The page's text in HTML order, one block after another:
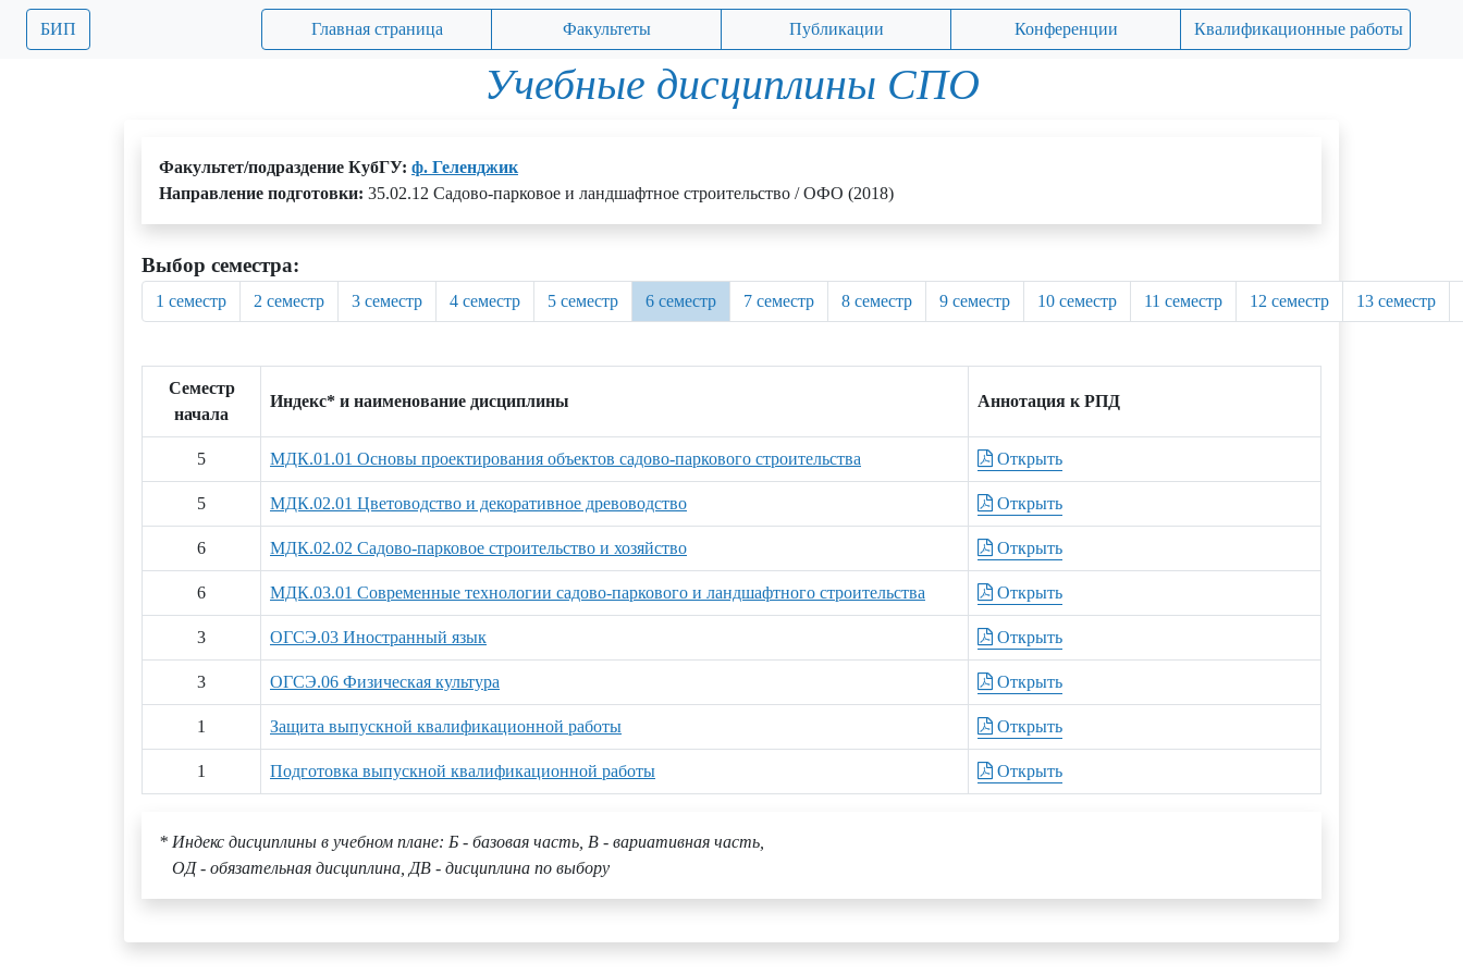
БИП Главная страница Факультеты Публикации Конференции Квалификационные работы
Учебные дисциплины СПО
Факультет/подраздение КубГУ: ф. Геленджик
Направление подготовки: 35.02.12 Садово-парковое и ландшафтное строительство / ОФО (2018)
Выбор семестра:
1 семестр 2 семестр 3 семестр 4 семестр 5 семестр 6 семестр 7 семестр 8 семестр 9 семестр 10 семестр 11 семестр 12 семестр 13 семестр
Семестр
начала
Индекс* и наименование дисциплины Аннотация к РПД
5 МДК.01.01 Основы проектирования объектов садово-паркового строительства Открыть
5 МДК.02.01 Цветоводство и декоративное древоводство Открыть
6 МДК.02.02 Садово-парковое строительство и хозяйство Открыть
6 МДК.03.01 Современные технологии садово-паркового и ландшафтного строительства Открыть
3 ОГСЭ.03 Иностранный язык Открыть
3 ОГСЭ.06 Физическая культура Открыть
1 Защита выпускной квалификационной работы Открыть
1 Подготовка выпускной квалификационной работы Открыть
* Индекс дисциплины в учебном плане: Б - базовая часть, В - вариативная часть,
ОД - обязательная дисциплина, ДВ - дисциплина по выбору